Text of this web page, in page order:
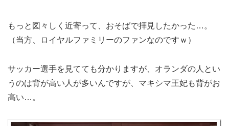
もっと図々しく近寄って、おそばで拝見したかった…。
（当方、ロイヤルファミリーのファンなのですｗ）
サッカー選手を見てても分かりますが、オランダの人とい
うのは背が高い人が多いんですが、マキシマ王妃も背がお
高い…。